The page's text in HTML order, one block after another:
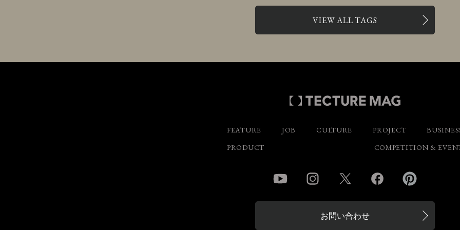
VIEW ALL TAGS
FEATURE JOB CULTURE PROJECT
PRODUCT
COMPETITION &
YouTube Instagram Twitter Facebook
お問い合わせ